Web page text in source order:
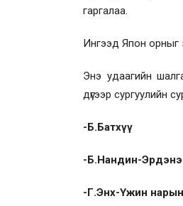
гаргалаа.
Ингээд Япон орныг
Энэ удаагийн
дүгээр сургуулийн
-Б.Батхүү
-Б.Нандин-Эрдэнэ
-Г.Энх-Үжин